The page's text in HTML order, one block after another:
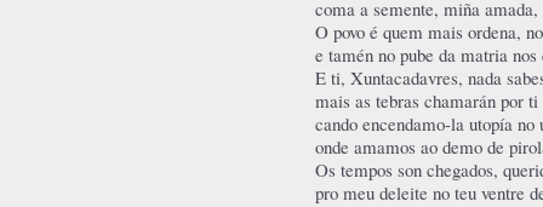
coma a semente, miña
O povo é quem mais ordena,
e tamén no pube da matria
E ti, Xuntacadavres, nada
mais as tebras chamarán por ti
cando encendamo-la utopía
onde amamos ao demo de
Os tempos son chegados,
pro meu deleite no teu ventre